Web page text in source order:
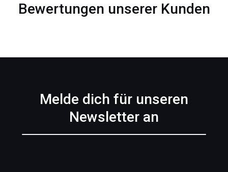
Bewertungen unserer Kunden
Melde dich für unseren
Newsletter an